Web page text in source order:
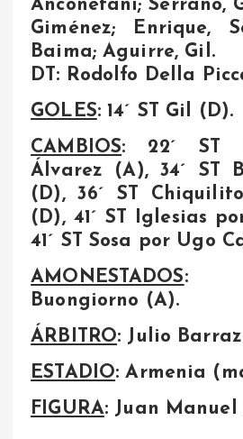
Anconetani; Serrano,
Giménez; Enrique,
Baima; Aguirre, Gil.
DT: Rodolfo Della
GOLES: 14´ ST Gil (D).
CAMBIOS: 22´ ST
Álvarez (A), 34´ ST
(D), 36´ ST
(D), 41´ ST Iglesias
41´ ST Sosa por Ugo
AMONESTADOS:
Buongiorno (A).
ÁRBITRO: Julio
ESTADIO: Armenia
FIGURA: Juan Manuel